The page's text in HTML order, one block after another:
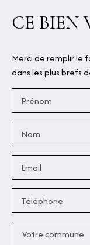
CE BIEN
Merci de remplir le
dans les plus brefs
Prénom
Nom
Email
Téléphone
Votre commune